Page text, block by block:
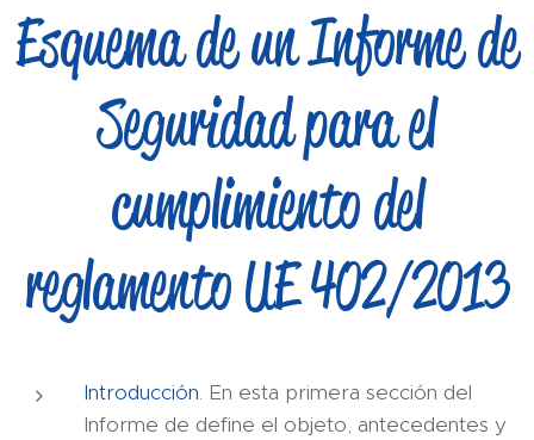
Esquema de un Informe de
Seguridad para el
cumplimiento del
reglamento UE 402/2013
Introducción. En esta primera sección del
Informe de define el objeto, antecedentes y